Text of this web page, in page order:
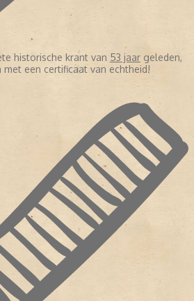
historische krant van 53 jaar geleden,
een certificaat van echtheid!